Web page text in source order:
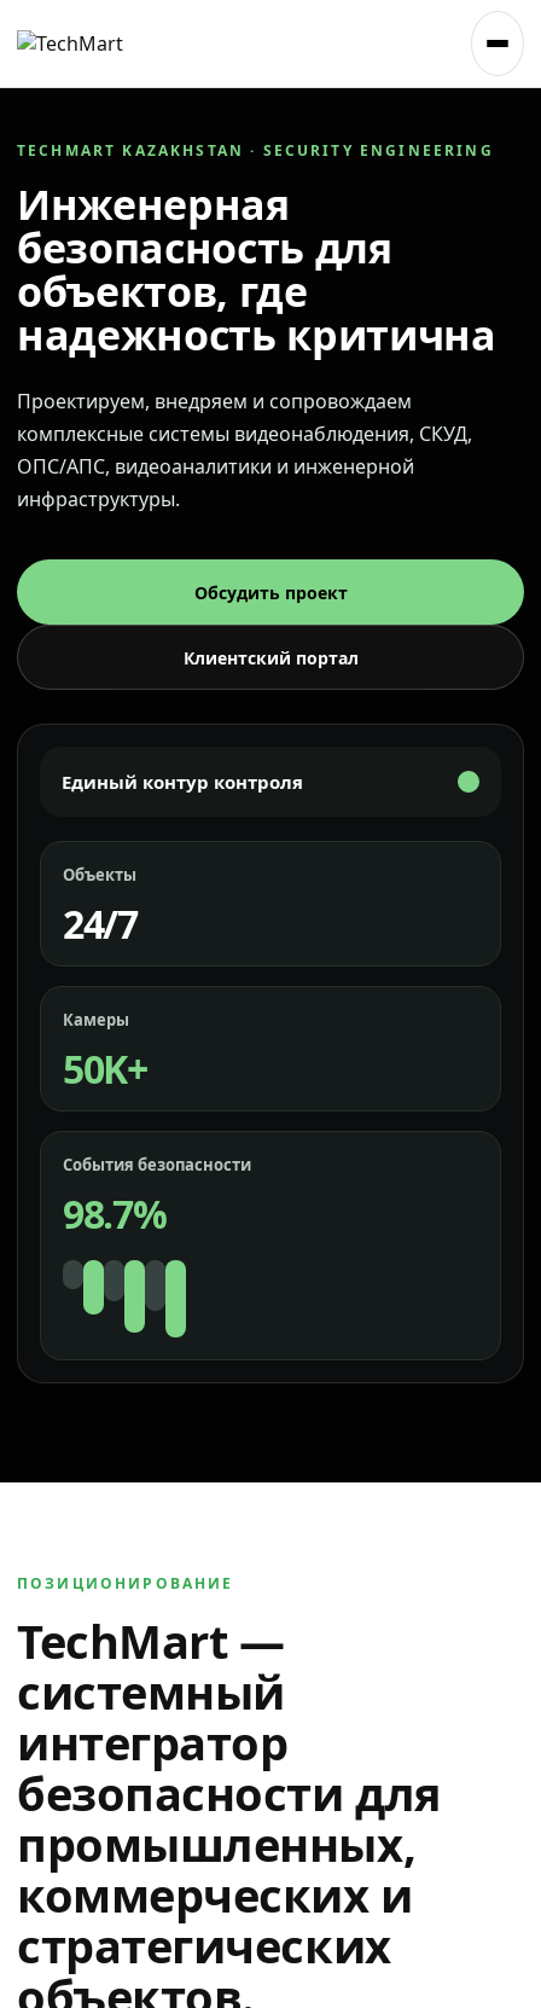
TECHMART KAZAKHSTAN · SECURITY ENGINEERING
Инженерная
безопасность для
объектов, где
надежность критична
Проектируем, внедряем и сопровождаем
комплексные системы видеонаблюдения, СКУД,
ОПС/АПС, видеоаналитики и инженерной
инфраструктуры.
Обсудить проект
Клиентский портал
Единый контур контроля
Объекты
24/7
Камеры
50K+
События безопасности
98.7%
ПОЗИЦИОНИРОВАНИЕ
TechMart —
системный
интегратор
безопасности для
промышленных,
коммерческих и
стратегических